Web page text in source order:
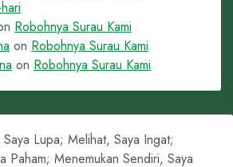
Robohnya Surau Kami
on Robohnya Surau Kami
on Robohnya Surau Kami
Lupa; Melihat, Saya Ingat;
Paham; Menemukan Sendiri, Saya